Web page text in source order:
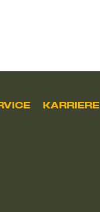
KARRIERE